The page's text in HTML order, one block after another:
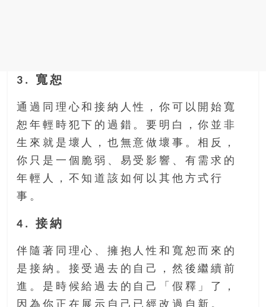
3. 寬恕
通過同理心和接納人性，你可以開始寬
恕年輕時犯下的過錯。要明白，你並非
生來就是壞人，也無意做壞事。相反，
你只是一個脆弱、易受影響、有需求的
年輕人，不知道該如何以其他方式行
事。
4. 接納
伴隨著同理心、擁抱人性和寬恕而來的
是接納。接受過去的自己，然後繼續前
進。是時候給過去的自己「假釋」了，